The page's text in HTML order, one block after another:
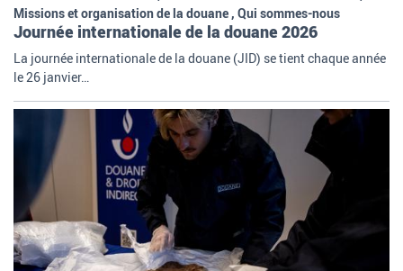
Missions et organisation de la douane , Qui sommes-nous
Journée internationale de la douane 2026
La journée internationale de la douane (JID) se tient chaque année
le 26 janvier…